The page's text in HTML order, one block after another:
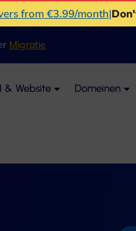
from €3.99/month|
Migratie
& Website Domeinen